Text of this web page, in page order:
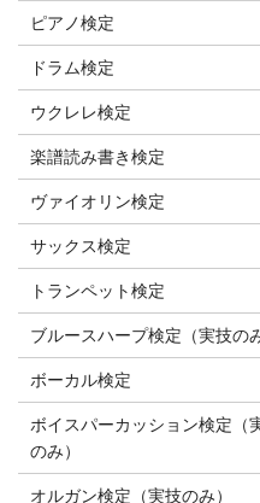
ピアノ検定
ドラム検定
ウクレレ検定
楽譜読み書き検定
ヴァイオリン検定
サックス検定
トランペット検定
ブルースハープ検定（実技のみ
ボーカル検定
ボイスパーカッション検定（
のみ）
オルガン検定（実技のみ）